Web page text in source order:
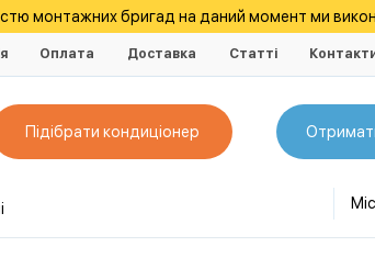
монтажних бригад на даний момент ми
Оплата Доставка Статті
Підібрати кондиціонер